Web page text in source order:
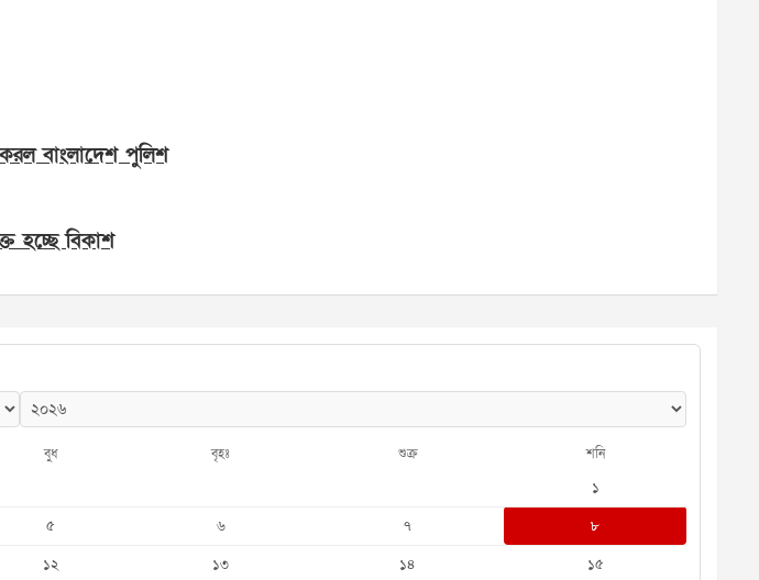
বাংলাদেশ পুলিশ
হচ্ছে বিকাশ
বুধ বৃহঃ শুক্র শনি
১
৫ ৬ ৭
৮
১২ ১৩ ১৪ ১৫